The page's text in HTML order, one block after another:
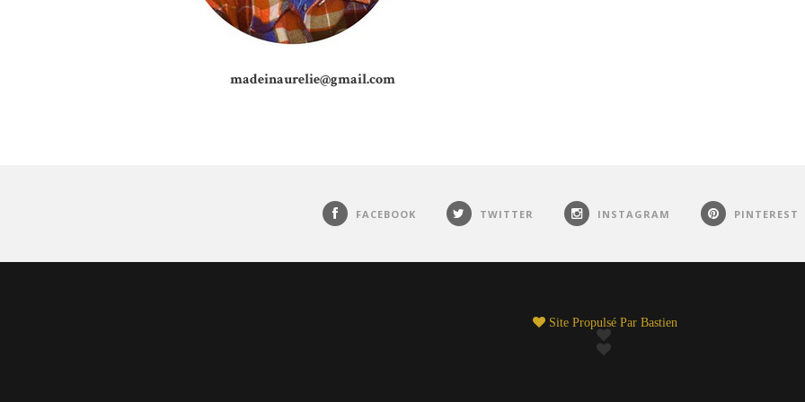
madeinaurelie@gmail.com
FACEBOOK TWITTER INSTAGRAM PINTEREST
Site Propulsé Par Bastien